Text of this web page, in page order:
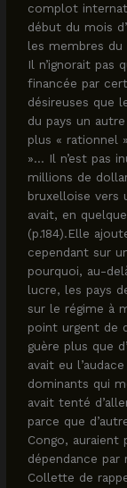
complot
début du mois
les membres du
Il n’ignorait pas
financée par
désireuses que
du pays un
plus « rationnel
»… Il n’est pas
millions de
bruxelloise vers
avait, en
(p.184).Elle
cependant sur
pourquoi, au-
lucre, les pays
sur le régime à
point urgent de
guère plus que
avait eu
dominants qui
avait tenté
parce que
Congo,
dépendance
Collette de